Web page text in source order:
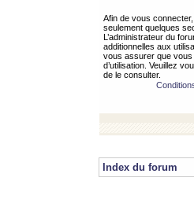
Afin de vous
seulement quelques
L’administrateur du
additionnelles aux
vous assurer que
d’utilisation. Veuillez
de le consulter.
Index du forum